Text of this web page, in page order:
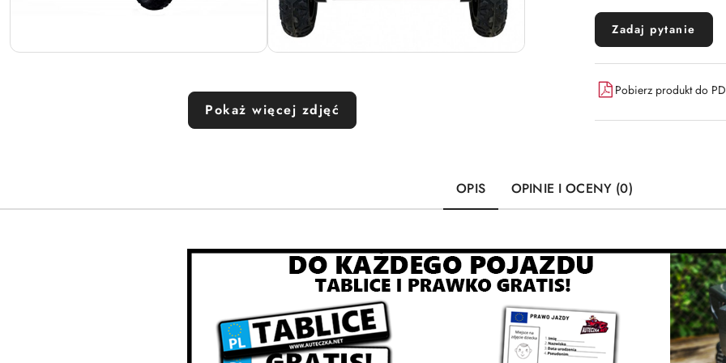
Pokaż więcej zdjęć
Zadaj pytanie
Pobierz produkt do
OPIS OPINIE I OCENY (0)